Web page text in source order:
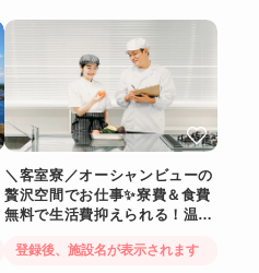
＼客室寮／オーシャンビューの
贅沢空間でお仕事✨寮費＆食費
無料で生活費抑えられる！温泉
登録後、施設名が表示されます